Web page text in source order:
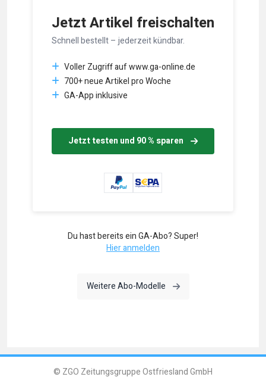
Jetzt Artikel freischalten
Schnell bestellt – jederzeit kündbar.
Voller Zugriff auf www.ga-online.de
700+ neue Artikel pro Woche
GA-App inklusive
Jetzt testen und 90 % sparen
Du hast bereits ein GA-Abo? Super!
Hier anmelden
Weitere Abo-Modelle
© ZGO Zeitungsgruppe Ostfriesland GmbH